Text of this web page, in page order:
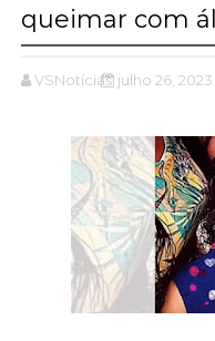
queimar com
VSNotícias julho 26, 2023